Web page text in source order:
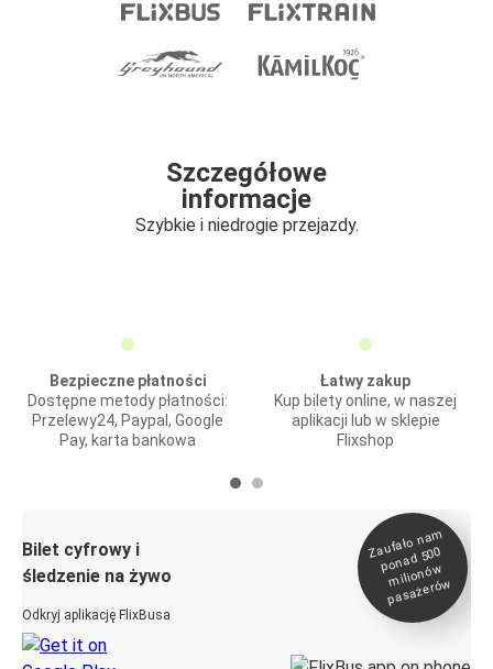
Szczegółowe
informacje
Szybkie i niedrogie przejazdy.
Bezpieczne płatności
Dostępne metody płatności:
Przelewy24, Paypal, Google
Pay, karta bankowa
Łatwy zakup
Kup bilety online, w naszej
aplikacji lub w sklepie
Flixshop
Bilet cyfrowy i
śledzenie na żywo
Odkryj aplikację FlixBusa
Zaufało na
m
ponad 500
milionó
w
pasażeró
w